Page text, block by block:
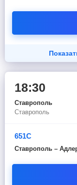
18:30
Ставрополь
Ставрополь
651С
Ставрополь –